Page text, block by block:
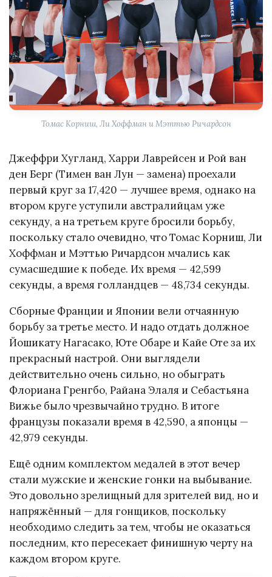
Томас Корниш, Ли Хоффман и Мэттью Ричардсон
Джеффри Хугланд, Харри Лаврейсен и Рой ван
ден Берг (Тимен ван Лун — замена) проехали
первый круг за 17,420 — лучшее время, однако на
втором круге уступили австралийцам уже
секунду, а на третьем круге бросили борьбу,
поскольку стало очевидно, что Томас Корниш, Ли
Хоффман и Мэттью Ричардсон мчались как
сумасшедшие к победе. Их время — 42,599
секунды, а время голландцев — 48,734 секунды.
Сборные Франции и Японии вели отчаянную
борьбу за третье место. И надо отдать должное
Йошикату Нагасако, Юте Обаре и Кайе Оте за их
прекрасный настрой. Они выглядели
действительно очень сильно, но обыграть
Флориана Гренгбо, Райана Элаля и Себастьяна
Вижье было чрезвычайно трудно. В итоге
французы показали время в 42,590, а японцы —
42,979 секунды.
Ещё одним комплектом медалей в этот вечер
стали мужские и женские гонки на выбывание.
Это довольно зрелищный для зрителей вид, но и
напряжённый — для гонщиков, поскольку
необходимо следить за тем, чтобы не оказаться
последним, кто пересекает финишную черту на
каждом втором круге.